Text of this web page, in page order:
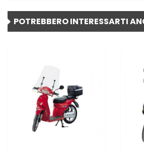
POTREBBERO INTERESSARTI